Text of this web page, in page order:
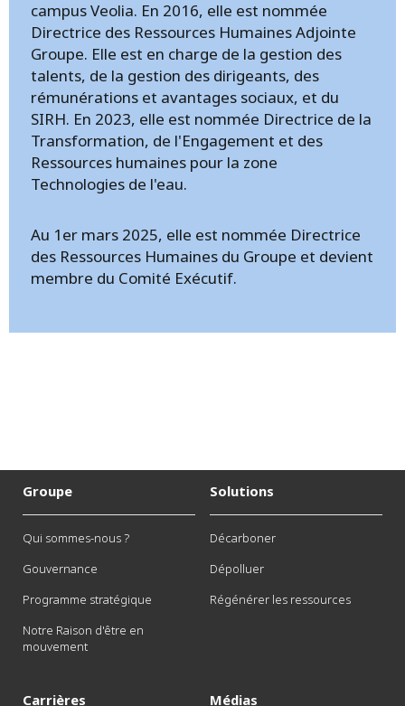
campus Veolia. En 2016, elle est nommée
Directrice des Ressources Humaines Adjointe
Groupe. Elle est en charge de la gestion des
talents, de la gestion des dirigeants, des
rémunérations et avantages sociaux, et du
SIRH. En 2023, elle est nommée Directrice de la
Transformation, de l'Engagement et des
Ressources humaines pour la zone
Technologies de l'eau.
Au 1er mars 2025, elle est nommée Directrice
des Ressources Humaines du Groupe et devient
membre du Comité Exécutif.
Groupe
Qui sommes-nous ?
Gouvernance
Programme stratégique
Notre Raison d'être en
mouvement
Solutions
Décarboner
Dépolluer
Régénérer les ressources
Carrières Médias